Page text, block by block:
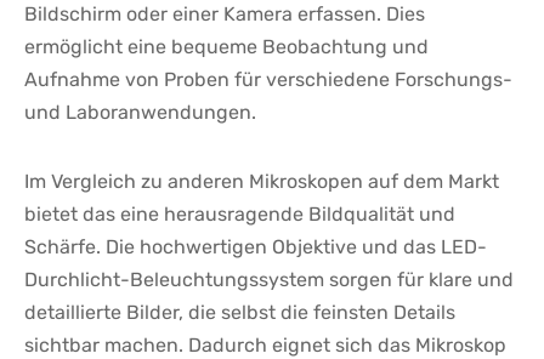
Bildschirm oder einer Kamera erfassen. Dies
ermöglicht eine bequeme Beobachtung und
⁤Aufnahme von Proben für verschiedene​ Forschungs-
und Laboranwendungen.
Im Vergleich⁣ zu anderen​ Mikroskopen auf dem ‍Markt
bietet das eine herausragende Bildqualität und
Schärfe. Die hochwertigen Objektive und das LED-
Durchlicht-Beleuchtungssystem sorgen für klare und‍
detaillierte Bilder, die selbst die feinsten Details
sichtbar machen. Dadurch​ eignet⁤ sich das Mikroskop